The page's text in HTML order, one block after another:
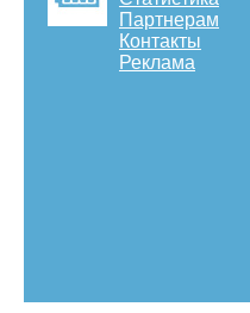
Партнерам
Контакты
Реклама